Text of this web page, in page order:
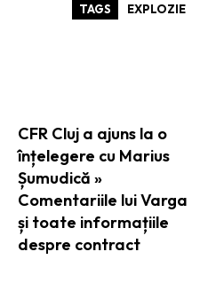
CFR Cluj a ajuns la o
înțelegere cu Marius
Șumudică »
Comentariile lui Varga
și toate informațiile
despre contract
TAGS EXPLOZIE